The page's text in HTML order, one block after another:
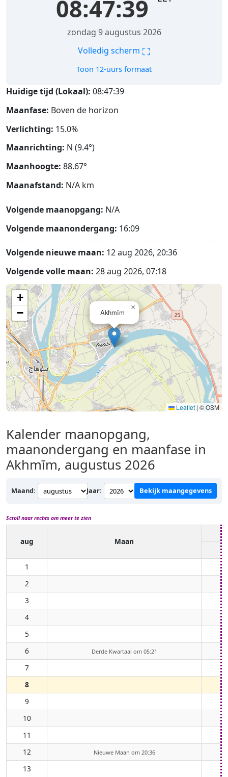
08:47:40
zondag 9 augustus 2026
Volledig scherm ⛶
Toon 12-uurs formaat
Huidige tijd (Lokaal): 08:47:40
Maanfase: Boven de horizon
Verlichting: 15.0%
Maanrichting: N (9.4°)
Maanhoogte: 88.67°
Maanafstand: N/A km
Volgende maanopgang: N/A
Volgende maanondergang: 16:09
Volgende nieuwe maan: 12 aug 2026, 20:36
Volgende volle maan: 28 aug 2026, 07:18
Akhmīm
×
+
−
Leaflet | © OSM
Kalender maanopgang,
maanondergang en maanfase in
Akhmīm, augustus 2026
Maand: Jaar: Bekijk maangegevens
Scroll naar rechts om meer te zien
aug Maan
1
2
3
4
5
6
Derde Kwartaal om 05:21
7
8
9
10
11
12
Nieuwe Maan om 20:36
13